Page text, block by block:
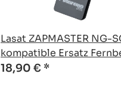
Lasat ZAPMASTER NG-
kompatible Ersatz
18,90 € *